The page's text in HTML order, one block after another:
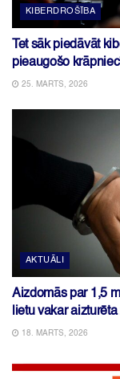
KIBERDROŠĪBA
Tet sāk piedāvāt
pieaugošo
25. MARTS, 2026
AKTUĀLI
Aizdomās par 1,5
lietu vakar
18. MARTS, 2026